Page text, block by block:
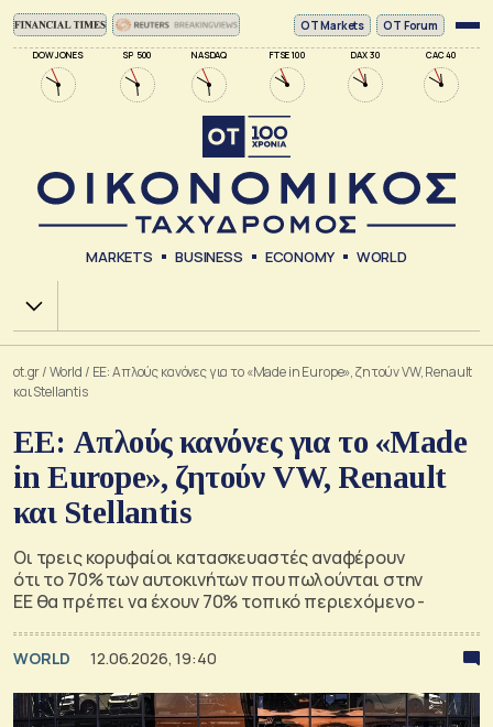
DOW JONES SP 500 NASDAQ FTSE 100 DAX 30 CAC 40
ΟΤ Markets OT Forum
MARKETS BUSINESS ECONOMY WORLD
Χ.Α.
ot.gr/World / EE: Απλούς κανόνες για το «Made in Europe», ζητούν VW, Renault
και Stellantis
EE: Απλούς κανόνες για το «Made
in Europe», ζητούν VW, Renault
και Stellantis
Οι τρεις κορυφαίοι κατασκευαστές αναφέρουν
ότι το 70% των αυτοκινήτων που πωλούνται στην
ΕΕ θα πρέπει να έχουν 70% τοπικό περιεχόμενο -
WORLD 12.06.2026, 19:40